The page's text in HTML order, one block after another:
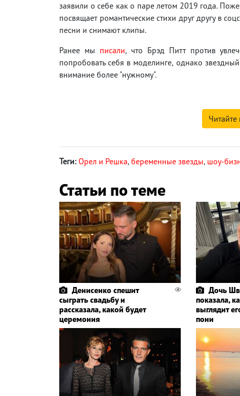
заявили о себе как о паре летом 2019 года.
посвящает романтические стихи друг другу в
песни и снимают клипы.
Ранее мы писали, что Брэд Питт против
попробовать себя в моделинге, однако
внимание более "нужному".
Теги: Орел и Решка, беременные звезды, шоу-
Статьи по теме
Денисенко спешит
сыграть свадьбу и
рассказала, какой будет
церемония
Дочь
показала,
выглядит
пони